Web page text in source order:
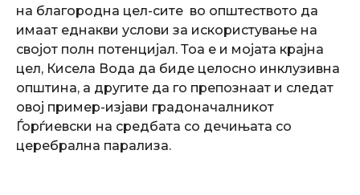
на благородна цел-сите во општеството да
имаат еднакви услови за искористување на
својот полн потенцијал. Тоа е и мојата крајна
цел, Кисела Вода да биде целосно инклузивна
општина, а другите да го препознаат и следат
овој пример-изјави градоначалникот
Ѓорѓиевски на средбата со дечињата со
церебрална парализа.